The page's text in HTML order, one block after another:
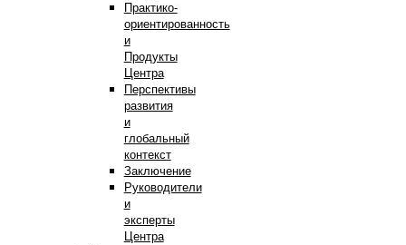
Практико-
ориентированность
и
Продукты
Центра
Перспективы
развития
и
глобальный
контекст
Заключение
Руководители
и
эксперты
Центра